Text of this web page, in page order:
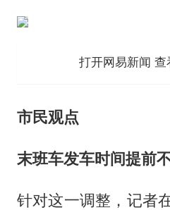
打开网易新闻
市民观点
末班车发车时间提前
针对这一调整，记者